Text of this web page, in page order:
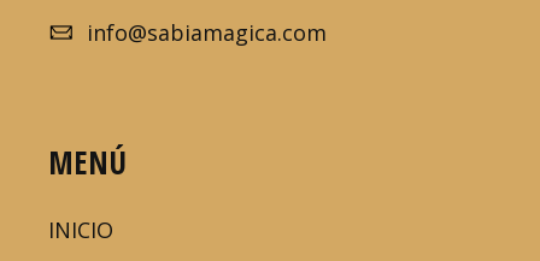
info@sabiamagica.com
MENÚ
INICIO